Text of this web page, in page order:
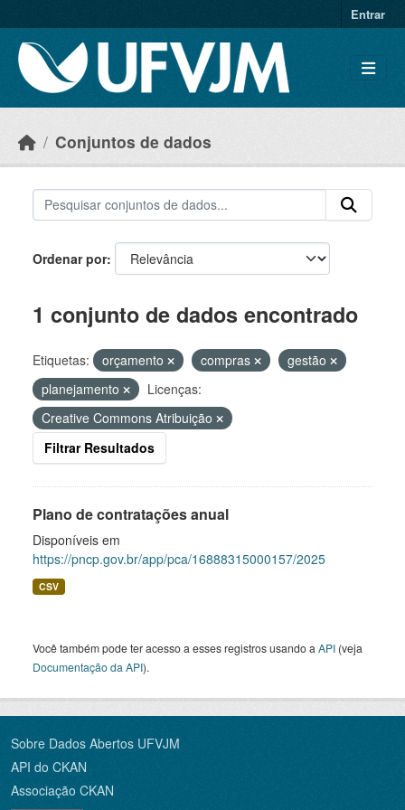
Entrar
Conjuntos de dados
Ordenar por
1 conjunto de dados encontrado
Etiquetas: orçamento compras
gestão
planejamento
Licenças:
Creative Commons Atribuição
Filtrar Resultados
Plano de contratações anual
Disponíveis em
https://pncp.gov.br/app/pca/16888315000157/2025
CSV
Você também pode ter acesso a esses registros usando a API (veja
Documentação da API).
Sobre Dados Abertos UFVJM
API do CKAN
Associação CKAN